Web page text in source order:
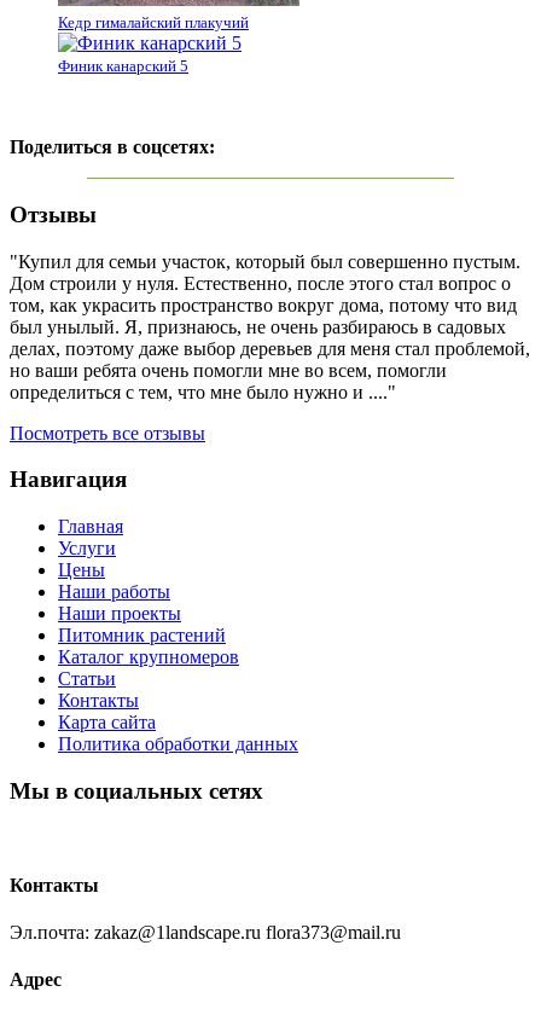
Кедр гималайский плакучий
Финик канарский 5
Поделиться в соцсетях:
Отзывы
"Купил для семьи участок, который был совершенно пустым.
Дом строили у нуля. Естественно, после этого стал вопрос о
том, как украсить пространство вокруг дома, потому что вид
был унылый. Я, признаюсь, не очень разбираюсь в садовых
делах, поэтому даже выбор деревьев для меня стал проблемой,
но ваши ребята очень помогли мне во всем, помогли
определиться с тем, что мне было нужно и ...."
Посмотреть все отзывы
Навигация
Главная
Услуги
Цены
Наши работы
Наши проекты
Питомник растений
Каталог крупномеров
Статьи
Контакты
Карта сайта
Политика обработки данных
Мы в социальных сетях
Контакты
Эл.почта: zakaz@1landscape.ru flora373@mail.ru
Адрес